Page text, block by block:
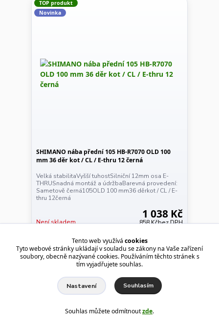
TOP produkt
Novinka
SHIMANO nába přední 105 HB-R7070 OLD 100
mm 36 děr kot / CL / E-thru 12 černá
Velká stabilitaVyšší tuhostSilniční 12mm osa E-
THRUSnadná montáž a údržbaBarevná provedení:
Sametově černá105OLD 100 mm36 děrkot / CL / E-
thru 12černá
1 038 Kč
858 Kčbez DPH
Není skladem
Detail
TOP produkt
Novinka
Tento web využívá cookies
Tyto webové stránky ukládají v souladu se zákony na Vaše zařízení
soubory, obecně nazývané cookies. Používáním těchto stránek s
tím vyjadřujete souhlas.
Nastavení Souhlasím
Souhlas můžete odmítnoutzde.